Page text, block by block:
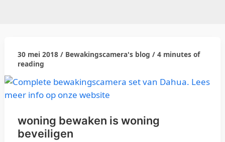
30 mei 2018 / Bewakingscamera's blog / 4 minutes of
reading
woning bewaken is woning
beveiligen
woning
bewaken
is
woning